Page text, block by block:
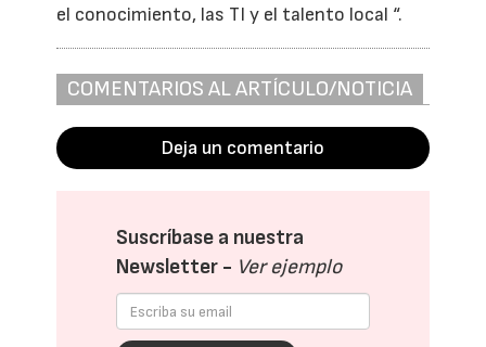
el conocimiento, las TI y el talento local “.
COMENTARIOS AL ARTÍCULO/NOTICIA
Deja un comentario
Suscríbase a nuestra
Newsletter - Ver ejemplo